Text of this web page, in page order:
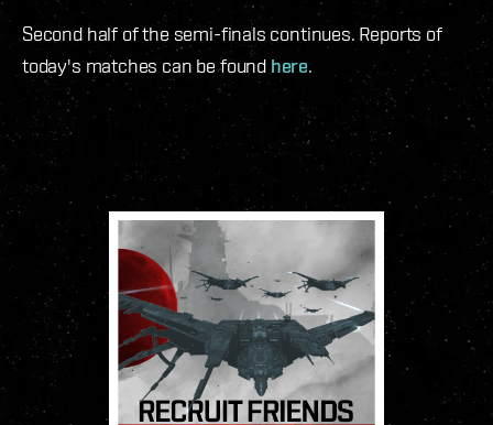
Second half of the semi-finals continues. Reports of
today's matches can be found here.